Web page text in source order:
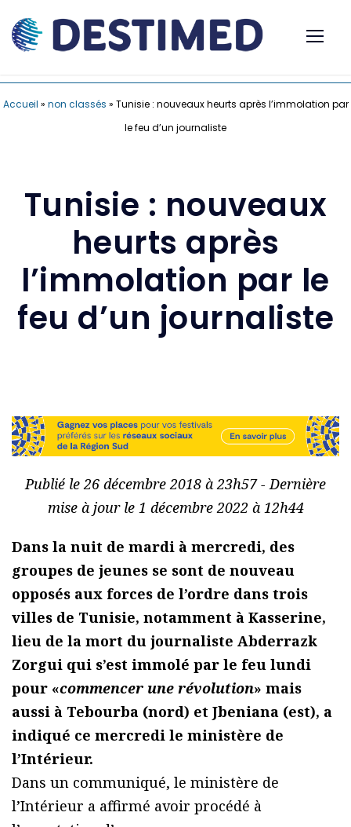
Accueil » non classés » Tunisie : nouveaux heurts après l’immolation par
le feu d’un journaliste
Tunisie : nouveaux
heurts après
l’immolation par le
feu d’un journaliste
Publié le 26 décembre 2018 à 23h57 - Dernière
mise à jour le 1 décembre 2022 à 12h44
Dans la nuit de mardi à mercredi, des
groupes de jeunes se sont de nouveau
opposés aux forces de l’ordre dans trois
villes de Tunisie, notamment à Kasserine,
lieu de la mort du journaliste Abderrazk
Zorgui qui s’est immolé par le feu lundi
pour «commencer une révolution» mais
aussi à Tebourba (nord) et Jbeniana (est), a
indiqué ce mercredi le ministère de
l’Intérieur.
Dans un communiqué, le ministère de
l’Intérieur a affirmé avoir procédé à